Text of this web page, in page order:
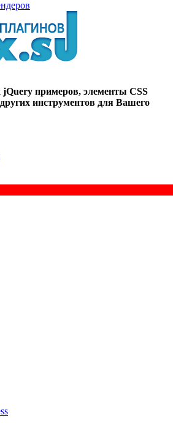
jQuery примеров, элементы CSS
других инструментов для Вашего